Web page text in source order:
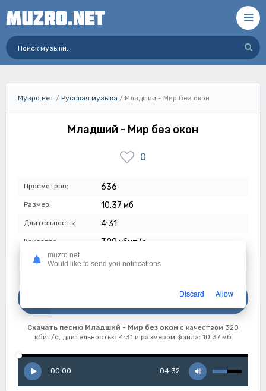
Музро.нет / Русская музыка / Младший - Мир без окон
Младший - Мир без окон
0
Просмотров: 636
Размер: 10.37 мб
Длительность: 4:31
Качество: 320 кбит/с
Дата: 07-05-2024
Скачать песню Младший - Мир без окон с качеством 320
кбит/с, длительностью 4:31 и размером файла: 10.37 мб
00:00 04:32
muzro.net
Would like to send you notifications
Discard Allow